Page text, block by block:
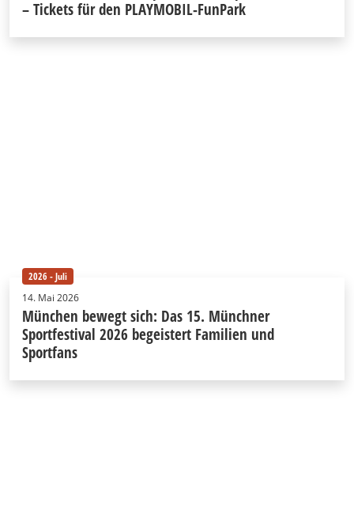
– Tickets für den PLAYMOBIL-FunPark
2026 - Juli
14. Mai 2026
München bewegt sich: Das 15. Münchner
Sportfestival 2026 begeistert Familien und
Sportfans